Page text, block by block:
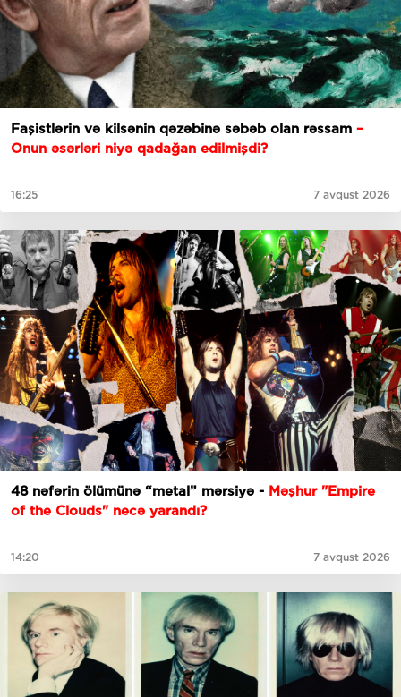
Faşistlərin və kilsənin qəzəbinə səbəb olan rəssam –
Onun əsərləri niyə qadağan edilmişdi?
16:25 7 avqust 2026
48 nəfərin ölümünə “metal” mərsiyə - Məşhur "Empire
of the Clouds" necə yarandı?
14:20 7 avqust 2026